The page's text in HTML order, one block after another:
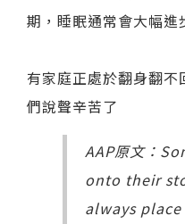
期，睡眠通常會大幅進
有家庭正處於翻身翻
們說聲辛苦了
AAP原文：
onto their
always